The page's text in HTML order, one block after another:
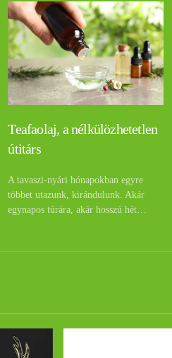
Teafaolaj, a nélkülözhetetlen
útitárs
A tavaszi-nyári hónapokban egyre
többet utazunk, kirándulunk. Akár
egynapos túrára, akár hosszú hét…